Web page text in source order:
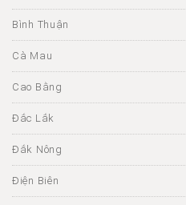
Bình Thuận
Cà Mau
Cao Bằng
Đắc Lắk
Đắk Nông
Điện Biên